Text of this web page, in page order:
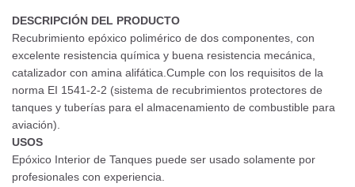
DESCRIPCIÓN DEL PRODUCTO
Recubrimiento epóxico polimérico de dos componentes, con
excelente resistencia química y buena resistencia mecánica,
catalizador con amina alifática.Cumple con los requisitos de la
norma EI 1541-2-2 (sistema de recubrimientos protectores de
tanques y tuberías para el almacenamiento de combustible para
aviación).
USOS
Epóxico Interior de Tanques puede ser usado solamente por
profesionales con experiencia.